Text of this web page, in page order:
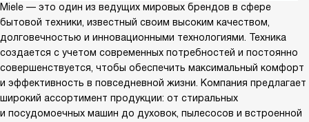
Miele — это один из ведущих мировых брендов в сфере
бытовой техники, известный своим высоким качеством,
долговечностью и инновационными технологиями. Техника
создается с учетом современных потребностей и постоянно
совершенствуется, чтобы обеспечить максимальный комфорт
и эффективность в повседневной жизни. Компания предлагает
широкий ассортимент продукции: от стиральных
и посудомоечных машин до духовок, пылесосов и встроенной